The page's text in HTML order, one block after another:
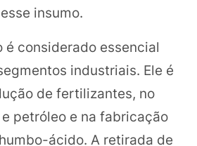
insumo.
é considerado essencial
industriais. Ele é
de fertilizantes, no
petróleo e na fabricação
ácido. A retirada de